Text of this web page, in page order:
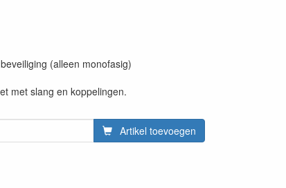
(alleen monofasig)
met slang en koppelingen.
Artikel toevoegen